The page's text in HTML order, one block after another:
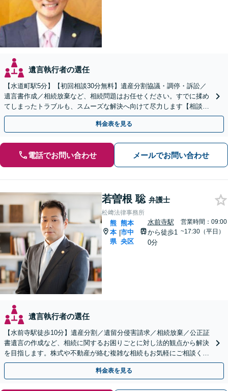
遺言執行者の選任
【水道町駅5分】【初回相談30分無料】遺産分割協議・調停・訴訟／
遺言書作成／相続放棄など、相続問題はお任せください。すでに揉め
てしまったトラブルも、スムーズな解決へ向けて尽力します【相談実
績3万件の事務所】【休日・夜間対応可】
料金表を見る
電話でお問い合わせ メールでお問い合わせ
若曽根 聡 弁護士
松﨑法律事務所
熊
本
県
|
熊本
市中
央区
水前寺駅
から徒歩1
0分
営業時間：09:00
~17:30（平日）
遺言執行者の選任
【水前寺駅徒歩10分】遺産分割／遺留分侵害請求／相続放棄／公正証
書遺言の作成など、相続に関するお困りごとに対し法的観点から解決
を目指します。株式や不動産が絡む複雑な相続もお気軽にご相談くだ
さい。【休日・夜間予約相談可】
料金表を見る